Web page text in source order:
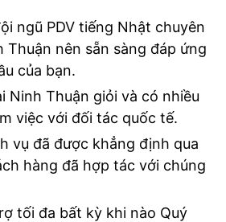
ngũ PDV tiếng Nhật chuyên
Thuận nên sẵn sàng đáp ứng
của bạn.
Ninh Thuận giỏi và có nhiều
việc với đối tác quốc tế.
vụ đã được khẳng định qua
hàng đã hợp tác với chúng
tối đa bất kỳ khi nào Quý